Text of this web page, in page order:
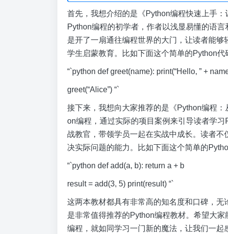
首先，我想介绍的是《Python编程快速上手
Python编程的初学者，作者以浅显易懂的语
是开了一扇通往编程世界的大门，让读者能
学生启蒙教育。比如下面这个简单的Python代
“`python def greet(name): print(“Hello, ” + name
greet(“Alice”) “`
接下来，我想向大家推荐的是《Python编程
on编程，通过实际的项目案例来引导读者学
战教官，带领学员一起在实战中成长。读者
决实际问题的能力。比如下面这个简单的
“`python def add(a, b): return a + b
result = add(3, 5) print(result) “`
这两本教材都具有非常高的知名度和口碑，
是非常值得推荐的Python编程教材。希望大
编程，就如同学习一门新的魔法，让我们一起